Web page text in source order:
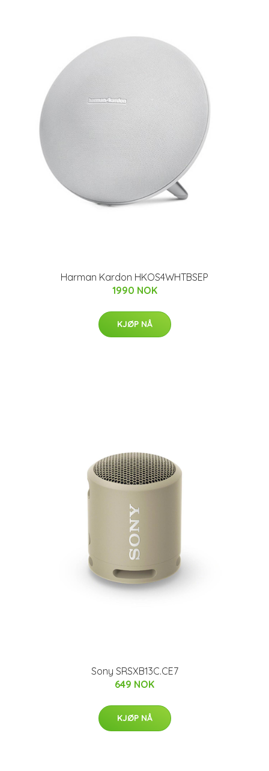
Harman Kardon HKOS4WHTBSEP
1990 NOK
KJØP NÅ
Sony SRSXB13C.CE7
649 NOK
KJØP NÅ